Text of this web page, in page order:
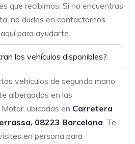
que recibimos. Si no encuentras
no dudes en contactarnos
para ayudarte.
los vehículos disponibles?
vehículos de segunda mano
albergados en las
ubicadas en Carretera
08223 Barcelona. Te
en persona para